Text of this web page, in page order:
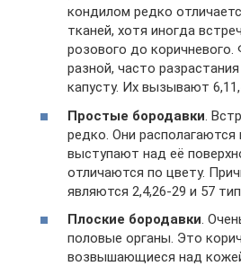
кондилом редко
тканей, хотя иногда
розового до
разной, часто
капусту. Их вызывают
Простые бородавки .
редко. Они
выступают над её
отличаются по цвету.
являются 2,4,26-29 и 57
Плоские бородавки.
половые органы. Это
возвышающиеся над кожей